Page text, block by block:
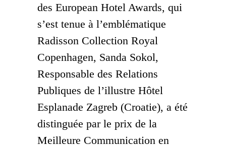
des European Hotel Awards, qui
s’est tenue à l’emblématique
Radisson Collection Royal
Copenhagen, Sanda Sokol,
Responsable des Relations
Publiques de l’illustre Hôtel
Esplanade Zagreb (Croatie), a été
distinguée par le prix de la
Meilleure Communication en